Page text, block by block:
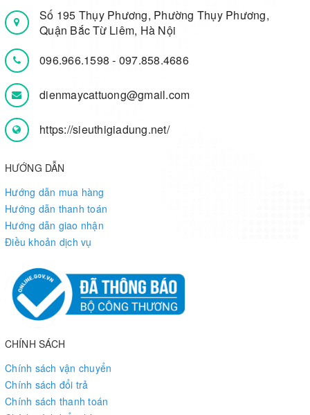
Số 195 Thụy Phương, Phường Thụy Phương,
Quận Bắc Từ Liêm, Hà Nội
096.966.1598- 097.858.4686
dienmaycattuong@gmail.com
https://sieuthigiadung.net/
HƯỚNG DẪN
Hướng dẫn mua hàng
Hướng dẫn thanh toán
Hướng dẫn giao nhận
Điều khoản dịch vụ
CHÍNH SÁCH
Chính sách vận chuyển
Chính sách đổi trả
Chính sách thanh toán